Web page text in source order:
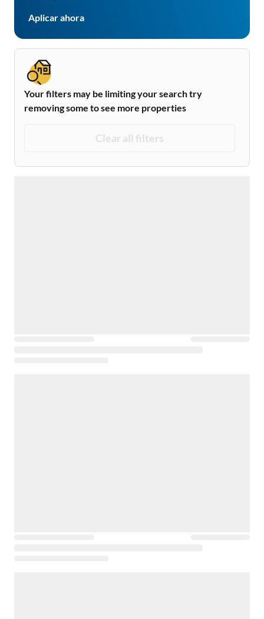
Aplicar ahora
Your filters may be limiting your search try
removing some to see more properties
Clear all filters